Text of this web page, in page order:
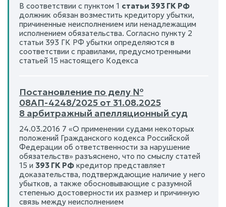
В соответствии с пунктом 1 статьи 393 ГК РФ
должник обязан возместить кредитору убытки,
причиненные неисполнением или ненадлежащим
исполнением обязательства. Согласно пункту 2
статьи 393 ГК РФ убытки определяются в
соответствии с правилами, предусмотренными
статьей 15 настоящего Кодекса
Постановление по делу №
08АП-4248/2025 от 31.08.2025
8 арбитражный апелляционный суд
24.03.2016 7 «О применении судами некоторых
положений Гражданского кодекса Российской
Федерации об ответственности за нарушение
обязательств» разъяснено, что по смыслу статей
15 и 393 ГК РФ кредитор представляет
доказательства, подтверждающие наличие у него
убытков, а также обосновывающие с разумной
степенью достоверности их размер и причинную
связь между неисполнением